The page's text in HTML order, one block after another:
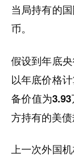
当局持有的
币。
假设到年底
以年底价格
备价值为
方持有的美债
上一次外国